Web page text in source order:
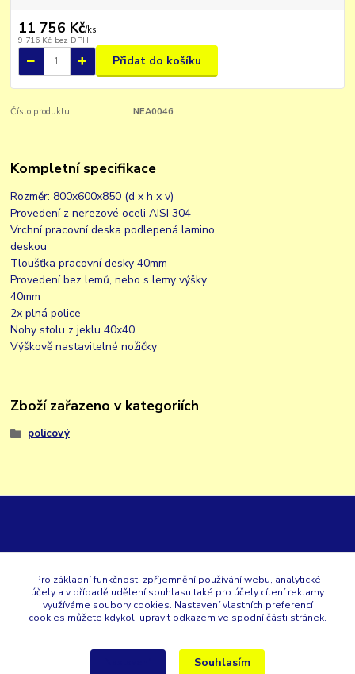
11 756 Kč/ks
9 716 Kč bez DPH
Přidat do košíku
Číslo produktu: NEA0046
Kompletní specifikace
Rozměr: 800x600x850 (d x h x v)
Provedení z nerezové oceli AISI 304
Vrchní pracovní deska podlepená lamino
deskou
Tloušťka pracovní desky 40mm
Provedení bez lemů, nebo s lemy výšky
40mm
2x plná police
Nohy stolu z jeklu 40x40
Výškově nastavitelné nožičky
Zboží zařazeno v kategoriích
policový
+420 353 567 257
Pro základní funkčnost, zpříjemnění používání webu, analytické
účely a v případě udělení souhlasu také pro účely cílení reklamy
využíváme soubory cookies. Nastavení vlastních preferencí
cookies můžete kdykoli upravit odkazem ve spodní části stránek.
Souhlasím